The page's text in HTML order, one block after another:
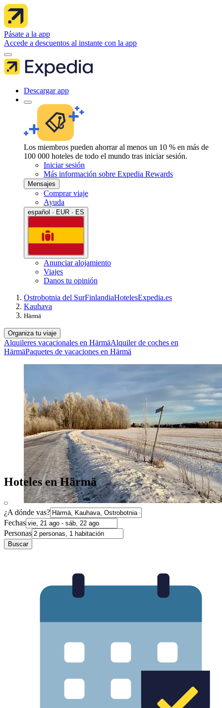
Pásate a la app
Accede a descuentos al instante con la app
Descargar app
Los miembros pueden ahorrar al menos un 10 % en más de
100 000 hoteles de todo el mundo tras iniciar sesión.
Iniciar sesión
Más información sobre Expedia Rewards
Mensajes
Comprar viaje
Ayuda
español · EUR · ES
Anunciar alojamiento
Viajes
Danos tu opinión
Ostrobotnia del SurFinlandiaHotelesExpedia.es
Kauhava
Härmä
Organiza tu viaje
Alquileres vacacionales en HärmäAlquiler de coches en
HärmäPaquetes de vacaciones en Härmä
Hoteles en Härmä
¿A dónde vas?
Fechas
Personas
Buscar